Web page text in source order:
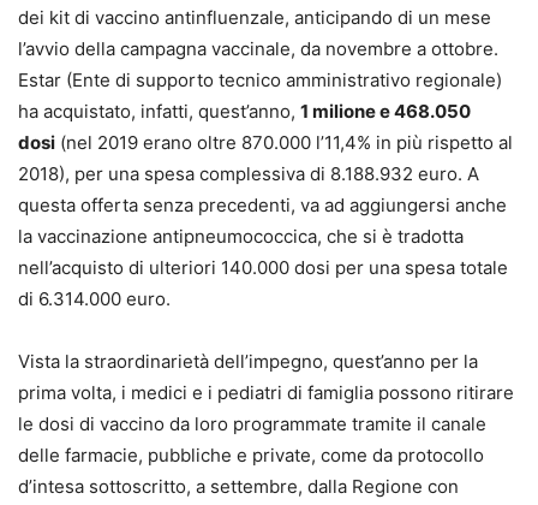
dei kit di vaccino antinfluenzale, anticipando di un mese
l’avvio della campagna vaccinale, da novembre a ottobre.
Estar (Ente di supporto tecnico amministrativo regionale)
ha acquistato, infatti, quest’anno, 1 milione e 468.050
dosi (nel 2019 erano oltre 870.000 l’11,4% in più rispetto al
2018), per una spesa complessiva di 8.188.932 euro. A
questa offerta senza precedenti, va ad aggiungersi anche
la vaccinazione antipneumococcica, che si è tradotta
nell’acquisto di ulteriori 140.000 dosi per una spesa totale
di 6.314.000 euro.
Vista la straordinarietà dell’impegno, quest’anno per la
prima volta, i medici e i pediatri di famiglia possono ritirare
le dosi di vaccino da loro programmate tramite il canale
delle farmacie, pubbliche e private, come da protocollo
d’intesa sottoscritto, a settembre, dalla Regione con